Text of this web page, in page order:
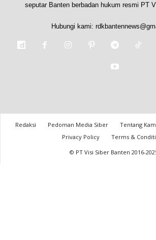
seputar Banten berbadan hukum resmi PT
Hubungi kami:
Redaksi Pedoman Media Siber Tentang
Privacy Policy
Terms &
© PT Visi Siber Banten 2016-